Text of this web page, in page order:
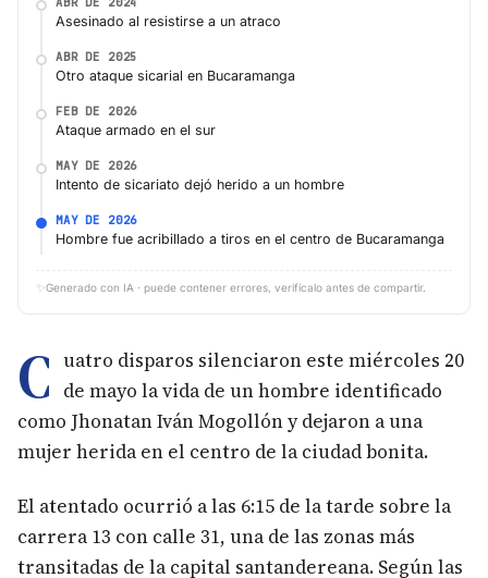
Asesinado al resistirse a un atraco
ABR DE 2025
Otro ataque sicarial en Bucaramanga
FEB DE 2026
Ataque armado en el sur
MAY DE 2026
Intento de sicariato dejó herido a un hombre
MAY DE 2026
Hombre fue acribillado a tiros en el centro de Bucaramanga
✨ Generado con IA · puede contener errores, verifícalo antes de compartir.
C uatro disparos silenciaron este miércoles 20
de mayo la vida de un hombre identificado
como Jhonatan Iván Mogollón y dejaron a una
mujer herida en el centro de la ciudad bonita.
El atentado ocurrió a las 6:15 de la tarde sobre la
carrera 13 con calle 31, una de las zonas más
transitadas de la capital santandereana. Según las